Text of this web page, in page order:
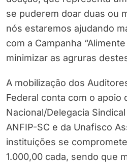
se puderem doar duas ou
nós estaremos ajudando
com a Campanha
minimizar as agruras
A mobilização dos
Federal conta com o apoio
Nacional/Delegacia
ANFIP-SC e da Unafisco
instituições se
1.000,00 cada, sendo que